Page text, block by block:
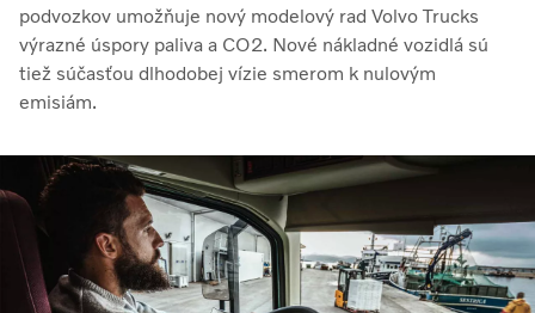
podvozkov umožňuje nový modelový rad Volvo Trucks
výrazné úspory paliva a CO2. Nové nákladné vozidlá sú
tiež súčasťou dlhodobej vízie smerom k nulovým
emisiám.